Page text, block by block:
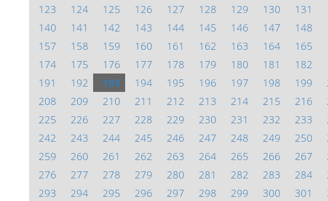
123
124 125 126 127 128 129 130 131
140
141 142 143 144 145 146 147 148
157
158 159 160 161 162 163 164 165
174
175 176 177 178 179 180 181 182
191
192 193 194 195 196 197 198 199
208
209 210 211 212 213 214 215 216
225
226 227 228 229 230 231 232 233
242
243 244 245 246 247 248 249 250
259
260 261 262 263 264 265 266 267
276
277 278 279 280 281 282 283 284
293
294 295 296 297 298 299 300 301